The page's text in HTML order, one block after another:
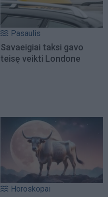
Pasaulis
Savaeigiai taksi gavo
teisę veikti Londone
Horoskopai